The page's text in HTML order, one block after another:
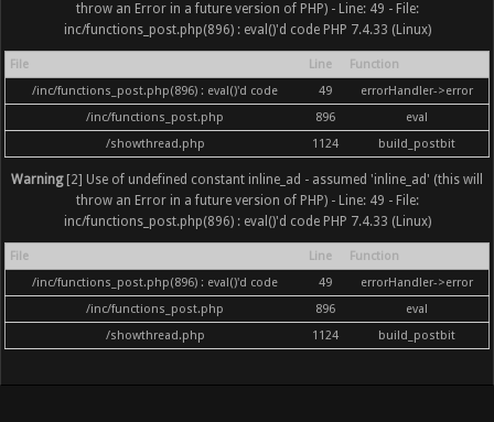
throw an Error in a future version of PHP) - Line: 49 - File:
inc/functions_post.php(896) : eval()'d code PHP 7.4.33 (Linux)
File Line
Function
/inc/functions_post.php(896) : eval()'d code
49
errorHandler->error
/inc/functions_post.php
896
eval
/showthread.php
1124 build_postbit
Warning[2] Use of undefined constant inline_ad - assumed 'inline_ad' (this will
throw an Error in a future version of PHP) - Line: 49 - File:
inc/functions_post.php(896) : eval()'d code PHP 7.4.33 (Linux)
File Line
Function
/inc/functions_post.php(896) : eval()'d code
49
errorHandler->error
/inc/functions_post.php
896
eval
/showthread.php
1124 build_postbit